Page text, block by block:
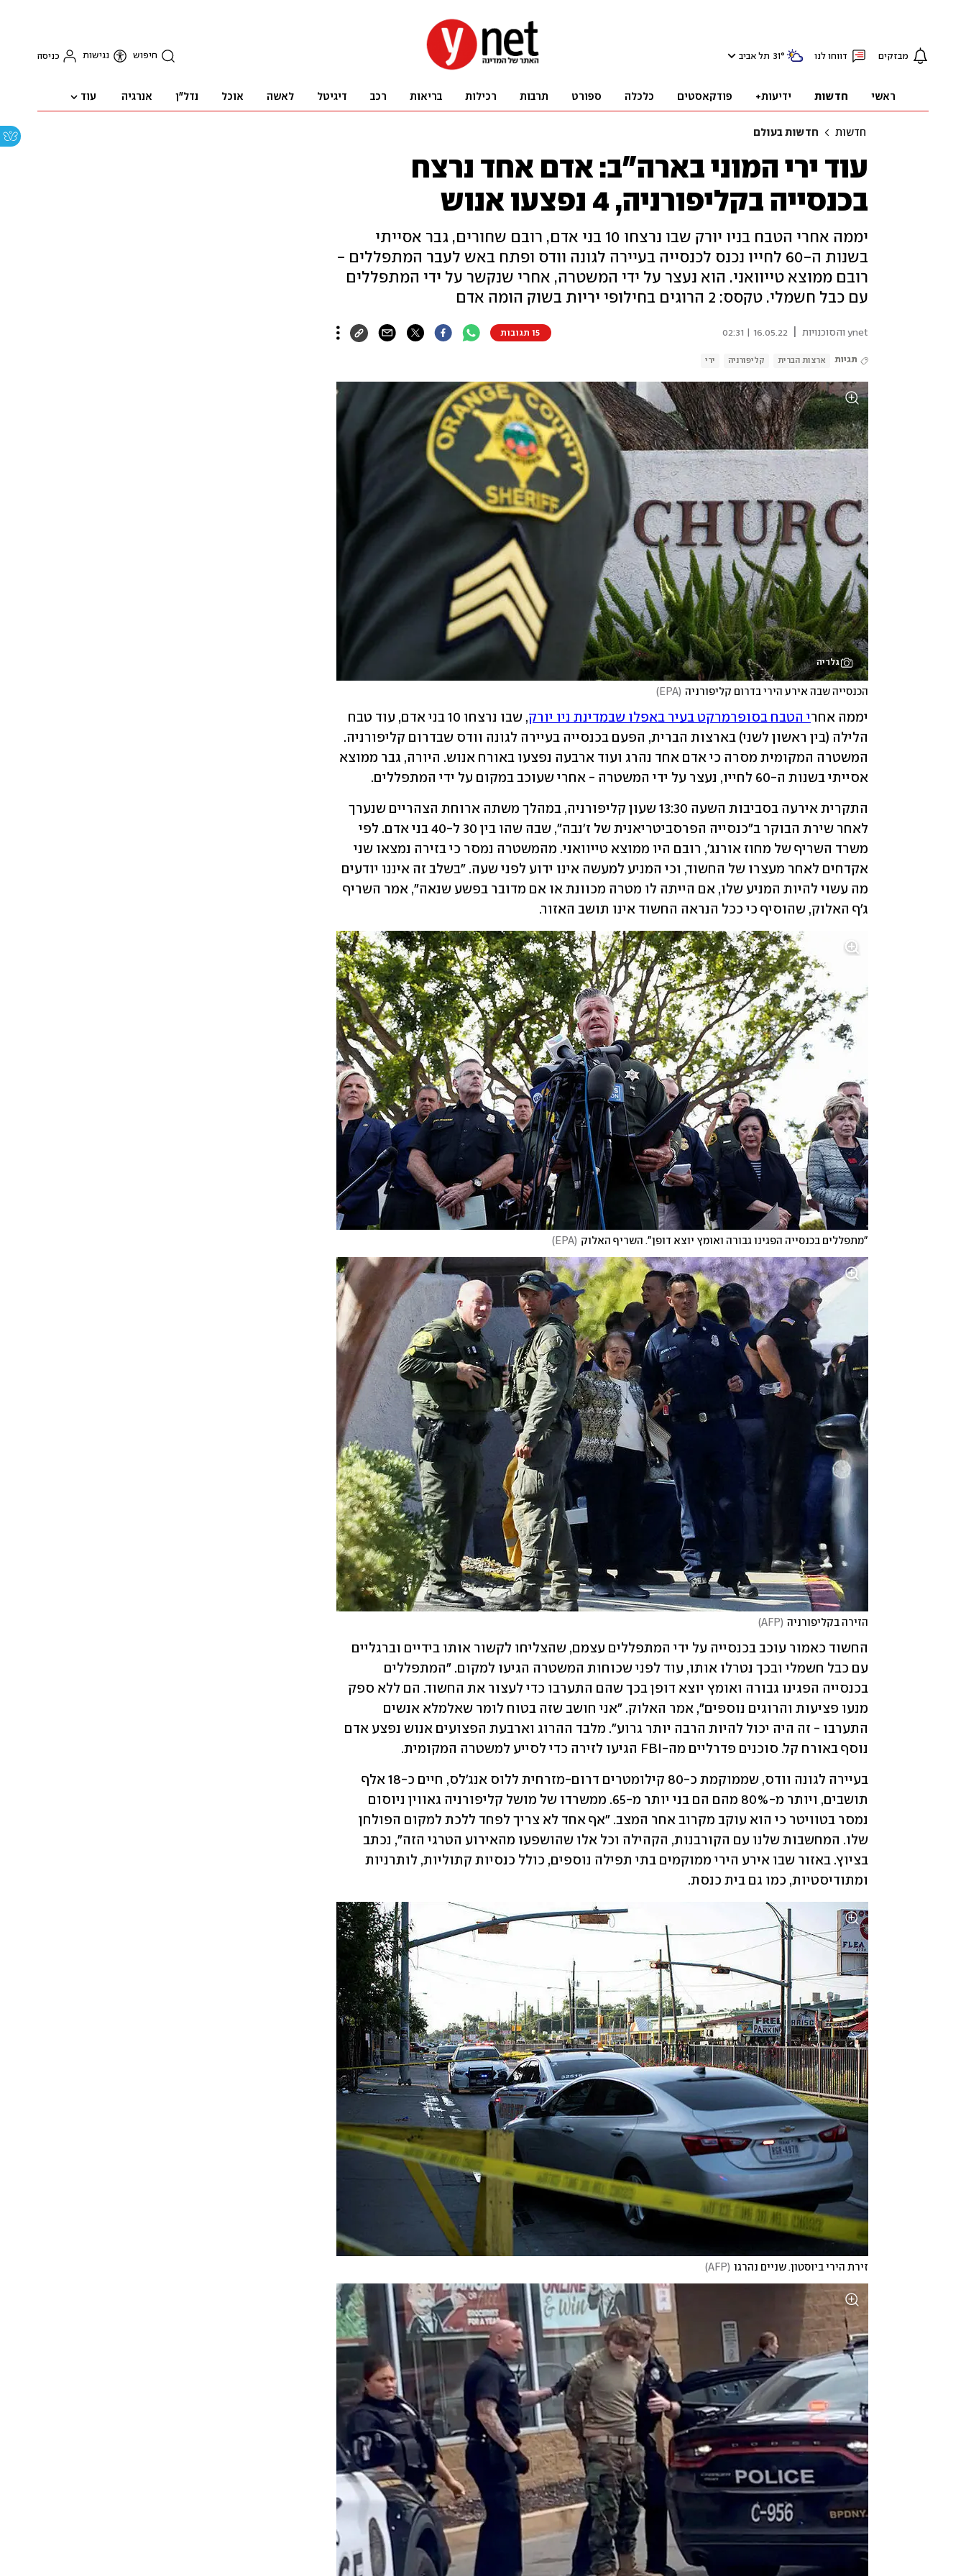
מבזקים דווחו לנו 31° תל אביב חיפוש נגישות כניסה
ראשי חדשות ידיעות+ פודקאסטים כלכלה ספורט תרבות רכילות בריאות רכב דיגיטל לאשה אוכל נדל"ן אנרגיה עוד
חדשות חדשות בעולם
עוד ירי המוני בארה"ב: אדם אחד נרצח
בכנסייה בקליפורניה, 4 נפצעו אנוש
יממה אחרי הטבח בניו יורק שבו נרצחו 10 בני אדם, רובם שחורים, גבר אסייתי
בשנות ה-60 לחייו נכנס לכנסייה בעיירה לגונה וודס ופתח באש לעבר המתפללים -
רובם ממוצא טייוואני. הוא נעצר על ידי המשטרה, אחרי שנקשר על ידי המתפללים
עם כבל חשמלי. טקסס: 2 הרוגים בחילופי יריות בשוק הומה אדם
ynet והסוכנויות 16.05.22 | 02:31 15 תגובות
תגיות ארצות הברית קליפורניה ירי
גלריה
הכנסייה שבה אירע הירי בדרום קליפורניה (
EPA
)
יממה אחרי הטבח בסופרמרקט בעיר באפלו שבמדינת ניו יורק
אסייתי בשנות ה-60 לחייו, נעצר על ידי המשטרה - אחרי שעוכב במקום על ידי המתפללים.
ג'ף האלוק, שהוסיף כי ככל הנראה החשוד אינו תושב האזור.
"מתפללים בכנסייה הפגינו גבורה ואומץ יוצא דופן". השריף האלוק (
EPA
)
הזירה בקליפורניה (
AFP
)
נוסף באורח קל. סוכנים פדרליים מה-FBI הגיעו לזירה כדי לסייע למשטרה המקומית.
ומתודיסטיות, כמו גם בית כנסת.
זירת הירי ביוסטון. שניים נהרגו (
AFP
)